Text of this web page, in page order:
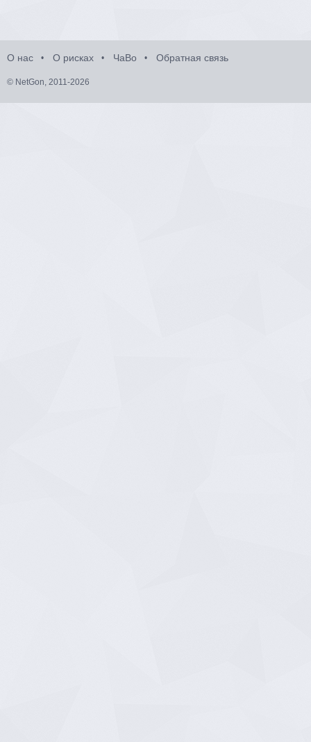
О нас О рисках ЧаВо Обратная связь
© NetGon, 2011-2026